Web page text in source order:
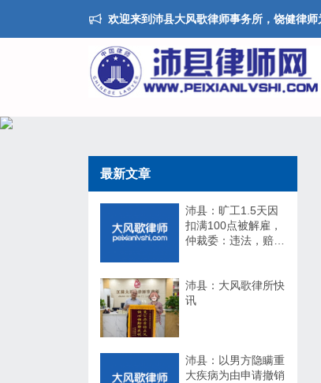
欢迎来到沛县大风歌律师事务所，饶健律师
最新文章
沛县：旷工1.5天因
扣满100点被解雇，
仲裁委：违法，赔
沛县：大风歌律所快
讯
沛县：以男方隐瞒重
大疾病为由申请撤销